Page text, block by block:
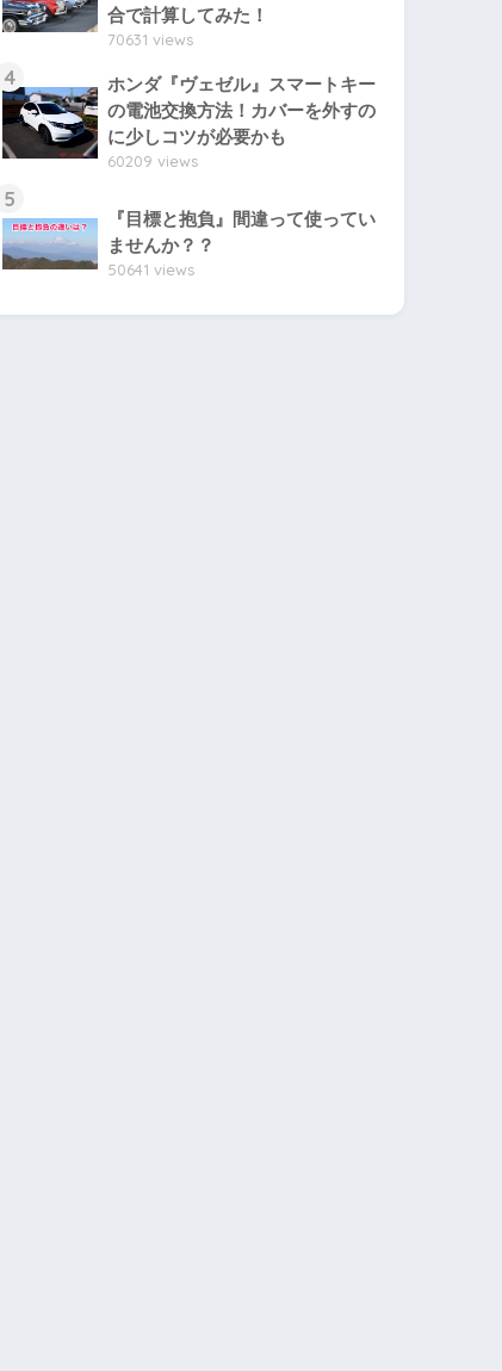
合で計算してみた！
70631 views
4
ホンダ『ヴェゼル』スマートキー
の電池交換方法！カバーを外すの
に少しコツが必要かも
60209 views
5
『目標と抱負』間違って使ってい
ませんか？？
50641 views